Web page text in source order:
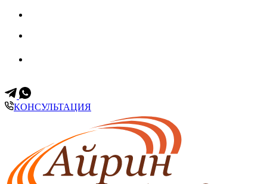
КОНСУЛЬТАЦИЯ